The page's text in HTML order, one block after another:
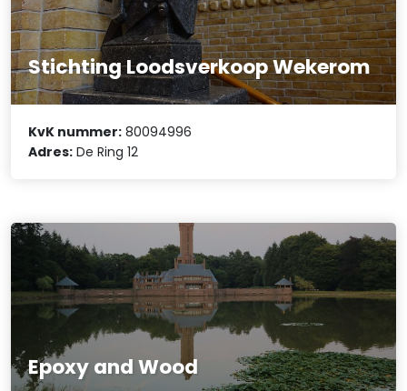
Stichting Loodsverkoop Wekerom
KvK nummer: 80094996
Adres: De Ring 12
Epoxy and Wood